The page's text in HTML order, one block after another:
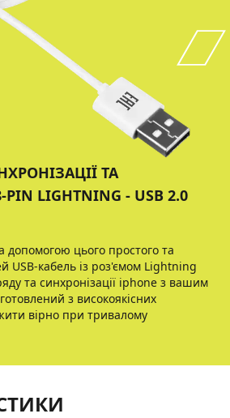
ТА
LIGHTNING - USB 2.0
цього простого та
USB-кабель iз роз'ємом Lightning
та синхронiзацiї iphone з вашим
з високоякiсних
вiрно при тривалому